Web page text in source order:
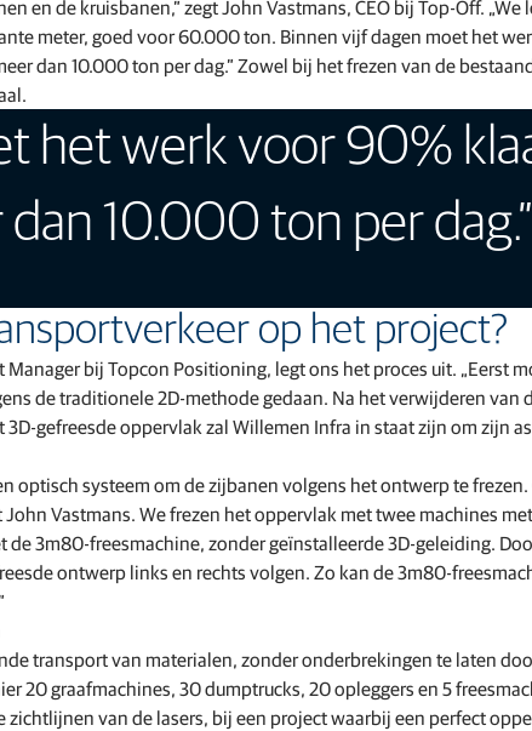
en de kruisbanen,” zegt John Vastmans, CEO bij Top-Off. „We
meter, goed voor 60.000 ton. Binnen vijf dagen moet het
dan 10.000 ton per dag.” Zowel bij het frezen van de
het werk voor 90%
dan 10.000 ton per dag.”
op het project?
bij Topcon Positioning, legt ons het proces uit. „Eerst
de traditionele 2D-methode gedaan. Na het verwijderen van
gefreesde oppervlak zal Willemen Infra in staat zijn om zijn
optisch systeem om de zijbanen volgens het ontwerp te frezen.
Vastmans. We frezen het oppervlak met twee machines
de 3m80-freesmachine, zonder geïnstalleerde 3D-geleiding.
ontwerp links en rechts volgen. Zo kan de 3m80-
transport van materialen, zonder onderbrekingen te laten
20 graafmachines, 30 dumptrucks, 20 opleggers en 5
zichtlijnen van de lasers, bij een project waarbij een perfect